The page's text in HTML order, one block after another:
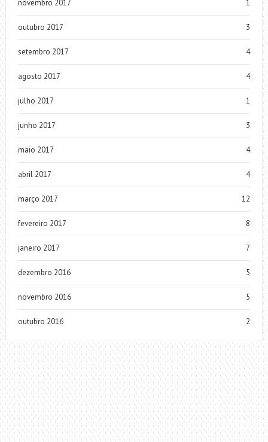
novembro 2017 1
outubro 2017 3
setembro 2017 4
agosto 2017 4
julho 2017 1
junho 2017 3
maio 2017 4
abril 2017 4
março 2017 12
fevereiro 2017 8
janeiro 2017 7
dezembro 2016 5
novembro 2016 5
outubro 2016 2